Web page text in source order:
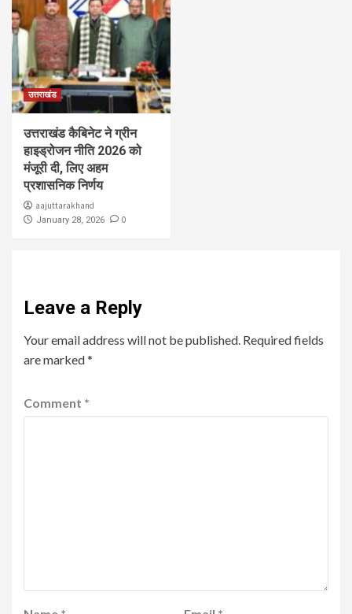
उत्तराखंड
उत्तराखंड कैबिनेट ने ग्रीन
हाइड्रोजन नीति 2026 को
मंजूरी दी, लिए अहम
प्रशासनिक निर्णय
aajuttarakhand
January 28, 2026 0
Leave a Reply
Your email address will not be published. Required fields
are marked*
Comment *